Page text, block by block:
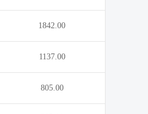
1842.00
1137.00
805.00